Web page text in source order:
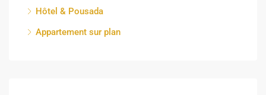
Hôtel & Pousada
Appartement sur plan